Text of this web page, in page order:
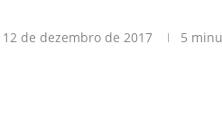
12 de dezembro de 2017 5